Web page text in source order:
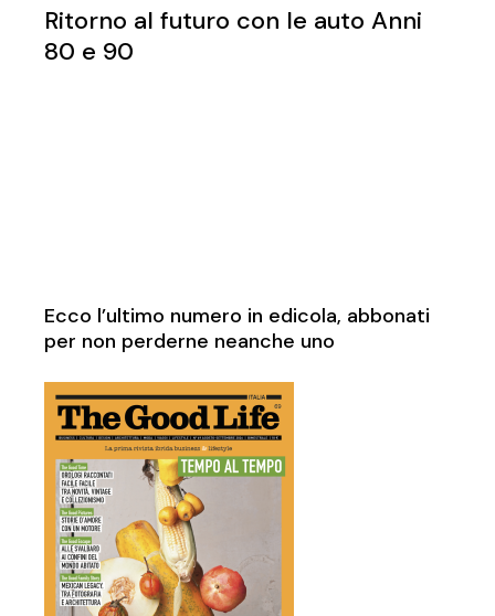
Ritorno al futuro con le auto Anni
80 e 90
Ecco l’ultimo numero in edicola, abbonati
per non perderne neanche uno